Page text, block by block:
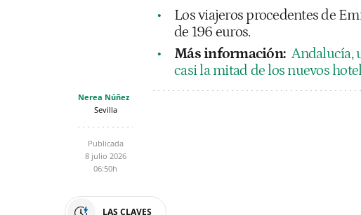
Los viajeros procedentes de
de 196 euros.
Más información: Andalucía,
casi la mitad de los nuevos
Nerea Núñez
Sevilla
Publicada
8 julio 2026
06:50h
LAS CLAVES